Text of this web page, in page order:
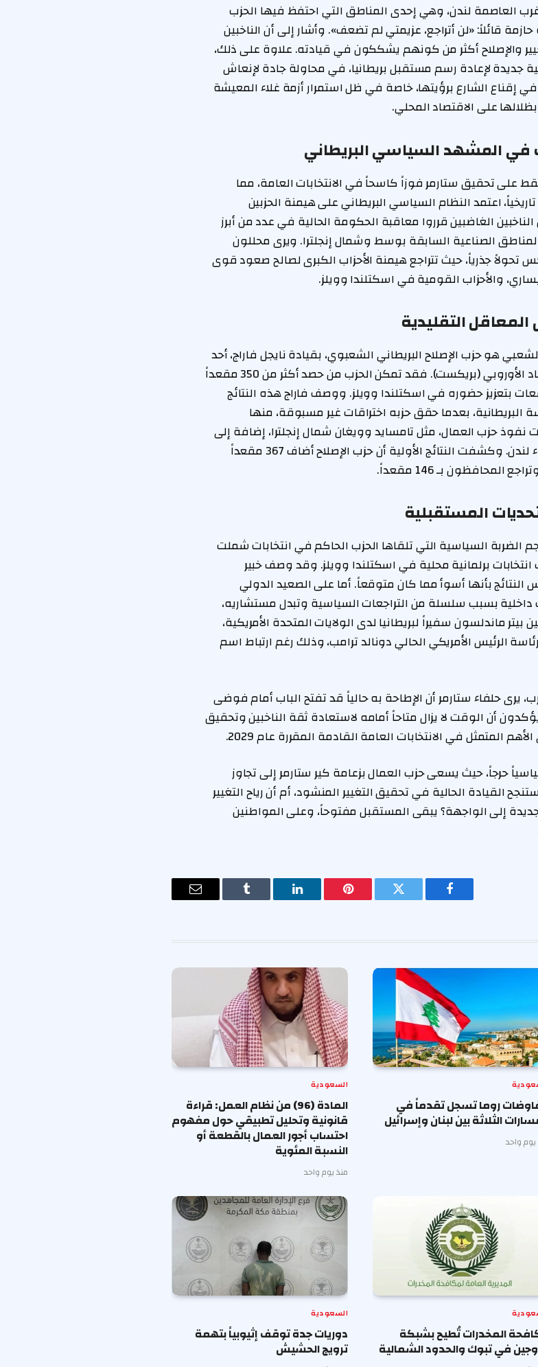
العاصمة لندن، وهي إحدى المناطق التي احتفظ فيها الحزب
قائلاً: «لن أتراجع، عزيمتي لم تضعف». وأشار إلى أن الناخبين
والإصلاح أكثر من كونهم يشككون في قيادته. علاوة على ذلك،
جديدة لإعادة رسم مستقبل بريطانيا، في محاولة جادة لإنعاش
الشارع برؤيتها، خاصة في ظل استمرار أزمة غلاء المعيشة
على الاقتصاد المحلي.
في المشهد السياسي البريطاني
على تحقيق ستارمر فوزاً كاسحاً في الانتخابات العامة، مما
اعتمد النظام السياسي البريطاني على هيمنة الحزبين
الناخبين الغاضبين قرروا معاقبة الحكومة الحالية في عدد من أبرز
الصناعية السابقة بوسط وشمال إنجلترا. ويرى محللون
تحولاً جذرياً، حيث تتراجع هيمنة الأحزاب الكبرى لصالح صعود قوى
والأحزاب القومية في اسكتلندا وويلز.
التقليدية
هو حزب الإصلاح البريطاني الشعبوي، بقيادة نايجل فاراج، أحد
أبرز وجوه حملة خروج بريطانيا من الاتحاد الأوروبي (بريكست). فقد تمكن الحزب من حصد أكثر من 350 مقعداً
بتعزيز حضوره في اسكتلندا وويلز. ووصف فاراج هذه النتائج
بعدما حقق حزبه اختراقات غير مسبوقة، منها
حزب العمال، مثل تامسايد وويغان شمال إنجلترا، إضافة إلى
تحقيق أول انتصار كبير له في أحد أحياء لندن. وكشفت النتائج الأولية أن حزب الإصلاح أضاف 367 مقعداً
المستقبلية
الضربة السياسية التي تلقاها الحزب الحاكم في انتخابات شملت
انتخابات برلمانية محلية في اسكتلندا وويلز. وقد وصف خبير
النتائج بأنها أسوأ مما كان متوقعاً. أما على الصعيد الدولي
داخلية بسبب سلسلة من التراجعات السياسية وتبدل مستشاريه،
ماندلسون سفيراً لبريطانيا لدى الولايات المتحدة الأمريكية،
الرئيس الأمريكي الحالي دونالد ترامب، وذلك رغم ارتباط اسم
يرى حلفاء ستارمر أن الإطاحة به حالياً قد تفتح الباب أمام فوضى
أن الوقت لا يزال متاحاً أمامه لاستعادة ثقة الناخبين وتحقيق
المتمثل في الانتخابات العامة القادمة المقررة عام 2029.
حرجاً، حيث يسعى حزب العمال بزعامة كير ستارمر إلى تجاوز
القيادة الحالية في تحقيق التغيير المنشود، أم أن رياح التغيير
إلى الواجهة؟ يبقى المستقبل مفتوحاً، وعلى المواطنين
فيسبوك تويتر بينتيريستلينكدإن Tumblr
البريد
روما تسجل تقدماً في
الثلاثة بين لبنان وإسرائيل
يوم واحد
السعودية
المادة (96) من نظام العمل: قراءة
قانونية وتحليل تطبيقي حول مفهوم
احتساب أجور العمال بالقطعة أو
النسبة المئوية
منذ يوم واحد
المخدرات تُطيح بشبكة
في تبوك والحدود الشمالية
السعودية
دوريات جدة توقف إثيوبياً بتهمة
ترويج الحشيش